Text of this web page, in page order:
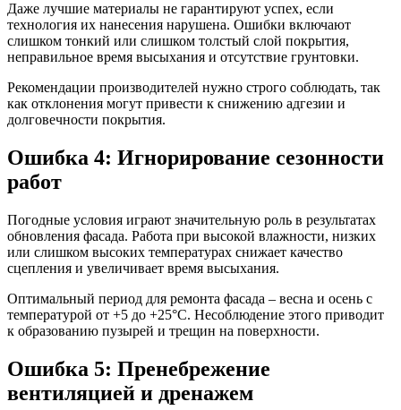
Даже лучшие материалы не гарантируют успех, если
технология их нанесения нарушена. Ошибки включают
слишком тонкий или слишком толстый слой покрытия,
неправильное время высыхания и отсутствие грунтовки.
Рекомендации производителей нужно строго соблюдать, так
как отклонения могут привести к снижению адгезии и
долговечности покрытия.
Ошибка 4: Игнорирование сезонности
работ
Погодные условия играют значительную роль в результатах
обновления фасада. Работа при высокой влажности, низких
или слишком высоких температурах снижает качество
сцепления и увеличивает время высыхания.
Оптимальный период для ремонта фасада – весна и осень с
температурой от +5 до +25°C. Несоблюдение этого приводит
к образованию пузырей и трещин на поверхности.
Ошибка 5: Пренебрежение
вентиляцией и дренажем